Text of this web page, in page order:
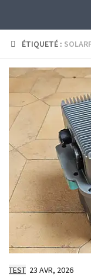
ÉTIQUETÉ :
TEST 23 AVR, 2026